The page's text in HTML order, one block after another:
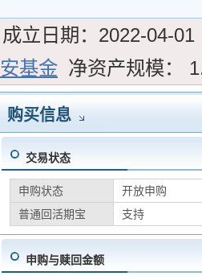
成立日期： 2022-04-01
安基金 净资产规模：
购买信息
交易状态
申购状态
开放申购
普通回活期宝
支持
申购与赎回金额